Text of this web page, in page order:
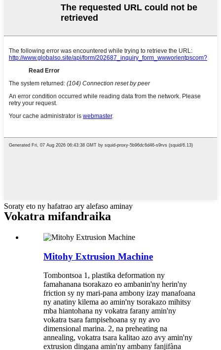
Soraty eto ny hafatrao ary alefaso aminay
Vokatra mifandraika
Mitohy Extrusion Machine
Tombontsoa 1, plastika deformation ny
famahanana tsorakazo eo ambanin'ny herin'ny
friction sy ny mari-pana ambony izay manafoana
ny anatiny kilema ao amin'ny tsorakazo mihitsy
mba hiantohana ny vokatra farany amin'ny
vokatra tsara fampisehoana sy ny avo
dimensional marina. 2, na preheating na
annealing, vokatra tsara kalitao azo avy amin'ny
extrusion dingana amin'ny ambany fanjifàna